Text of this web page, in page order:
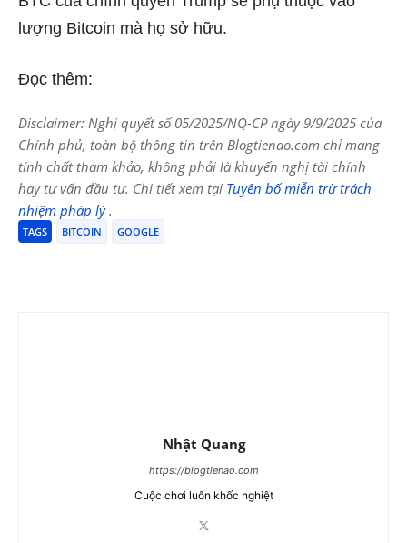
lượng Bitcoin mà họ sở hữu.
Đọc thêm:
Disclaimer: Nghị quyết số 05/2025/NQ-CP ngày 9/9/2025 của
Chính phủ, toàn bộ thông tin trên Blogtienao.com chỉ mang
tính chất tham khảo, không phải là khuyến nghị tài chính
hay tư vấn đầu tư. Chi tiết xem tại Tuyên bố miễn trừ trách
nhiệm pháp lý.
TAGS BITCOIN GOOGLE
Nhật Quang
https://blogtienao.com
Cuộc chơi luôn khốc nghiệt